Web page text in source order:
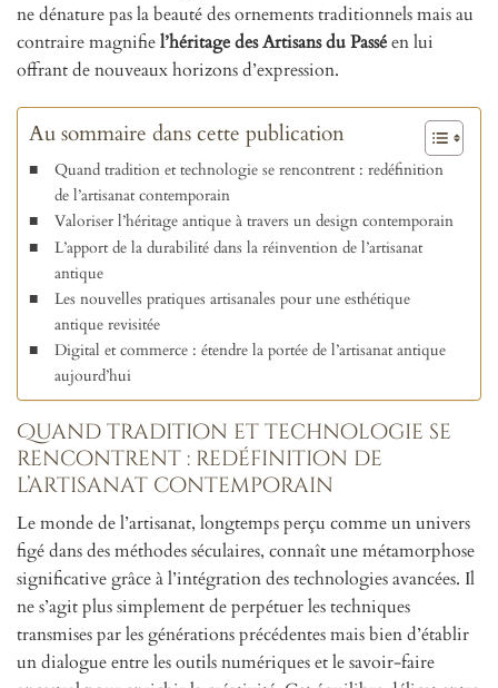
ne dénature pas la beauté des ornements traditionnels mais au
contraire magnifiel’héritage des Artisans du Passéen lui
offrant de nouveaux horizons d’expression.
Au sommaire dans cette publication
Quand tradition et technologie se rencontrent : redéfinition
de l’artisanat contemporain
Valoriser l’héritage antique à travers un design contemporain
L’apport de la durabilité dans la réinvention de l’artisanat
antique
Les nouvelles pratiques artisanales pour une esthétique
antique revisitée
Digital et commerce : étendre la portée de l’artisanat antique
aujourd’hui
Quand tradition et technologie se
rencontrent : redéfinition de
l’artisanat contemporain
Le monde de l’artisanat, longtemps perçu comme un univers
figé dans des méthodes séculaires, connaît une métamorphose
significative grâce à l’intégration des technologies avancées. Il
ne s’agit plus simplement de perpétuer les techniques
transmises par les générations précédentes mais bien d’établir
un dialogue entre les outils numériques et le savoir-faire